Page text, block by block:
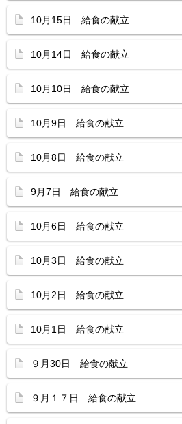
10月15日 給食の献立
10月14日 給食の献立
10月10日 給食の献立
10月9日 給食の献立
10月8日 給食の献立
9月7日 給食の献立
10月6日 給食の献立
10月3日 給食の献立
10月2日 給食の献立
10月1日 給食の献立
９月30日 給食の献立
９月１７日 給食の献立